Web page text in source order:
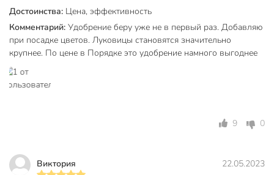
Габариты упаковки
5 x 15 x 21 см
Достоинства: Цена, эффективность
Комментарий: Удобрение беру уже не в первый раз. Добавляю
при посадке цветов. Луковицы становятся значительно
крупнее. По цене в Порядке это удобрение намного выгоднее
9 0
Виктория 22.05.2023